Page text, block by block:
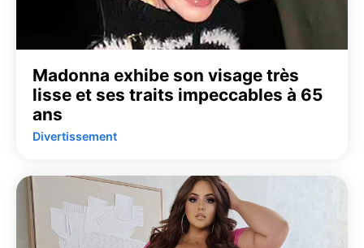
Madonna exhibe son visage très
lisse et ses traits impeccables à 65
ans
Divertissement